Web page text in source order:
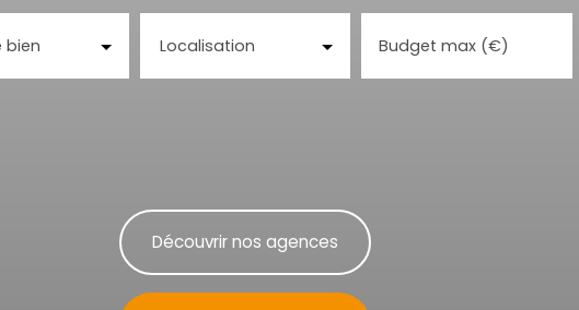
bien Localisation Budget max (€)
Découvrir nos agences